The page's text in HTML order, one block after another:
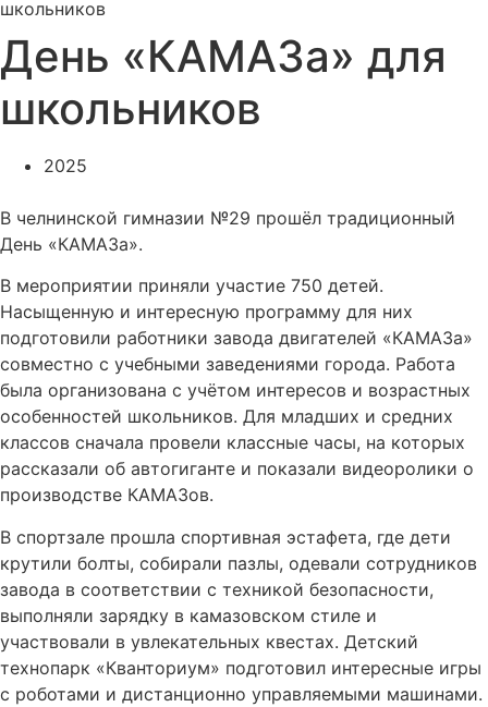
школьников
День «КАМАЗа» для
школьников
2025
В челнинской гимназии №29 прошёл традиционный
День «КАМАЗа».
В мероприятии приняли участие 750 детей.
Насыщенную и интересную программу для них
подготовили работники завода двигателей «КАМАЗа»
совместно с учебными заведениями города. Работа
была организована с учётом интересов и возрастных
особенностей школьников. Для младших и средних
классов сначала провели классные часы, на которых
рассказали об автогиганте и показали видеоролики о
производстве КАМАЗов.
В спортзале прошла спортивная эстафета, где дети
крутили болты, собирали пазлы, одевали сотрудников
завода в соответствии с техникой безопасности,
выполняли зарядку в камазовском стиле и
участвовали в увлекательных квестах. Детский
технопарк «Кванториум» подготовил интересные игры
с роботами и дистанционно управляемыми машинами.